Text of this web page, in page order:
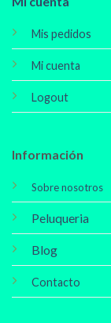
Mis pedidos
Mi cuenta
Logout
Información
Sobre nosotros
Peluqueria
Blog
Contacto